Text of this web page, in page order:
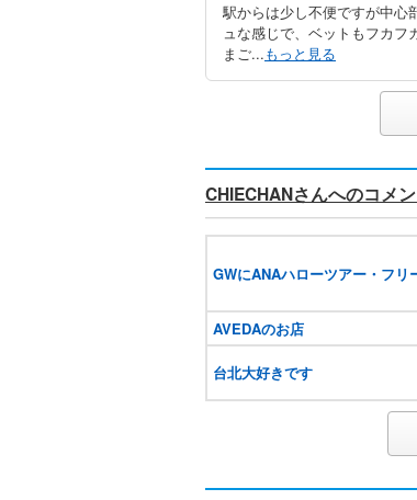
駅からは少し不便ですが中心
ュな感じで、ベットもフカフ
まご...もっと見る
CHIECHANさんへのコメ
GWにANAハローツアー・フリ
AVEDAのお店
台北大好きです